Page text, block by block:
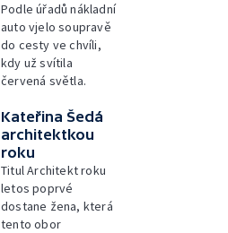
Podle úřadů nákladní
auto vjelo soupravě
do cesty ve chvíli,
kdy už svítila
červená světla.
Kateřina Šedá
architektkou
roku
Titul Architekt roku
letos poprvé
dostane žena, která
tento obor